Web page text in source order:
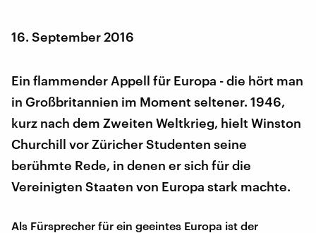
16. September 2016
Ein flammender Appell für Europa - die hört man
in Großbritannien im Moment seltener. 1946,
kurz nach dem Zweiten Weltkrieg, hielt Winston
Churchill vor Züricher Studenten seine
berühmte Rede, in denen er sich für die
Vereinigten Staaten von Europa stark machte.
Als Fürsprecher für ein geeintes Europa ist der